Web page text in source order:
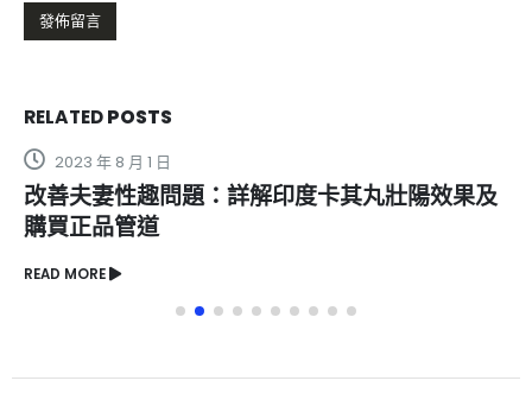
RELATEDPOSTS
2023 年 8 月 1 日
改善夫妻性趣問題：詳解印度卡其丸壯陽效果及
購買正品管道
READ MORE